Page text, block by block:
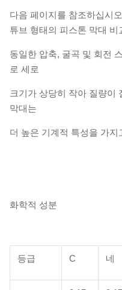
다음 페이지를 참조하십시
튜브 형태의 피스톤 막대 비
동일한 압축, 굴곡 및 회전
로 세로
크기가 상당히 작아 질량이
막대는
더 높은 기계적 특성을 가지
화학적 성분
등급 C 네